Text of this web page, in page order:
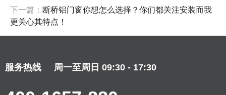
下一篇： 断桥铝门窗你想怎么选择？你们都关注安装而我
更关心其特点！
服务热线 周一至周日 09:30 - 17:30